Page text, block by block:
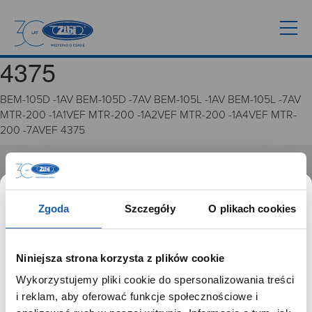
Zgoda Szczegóły O plikach cookies
Niniejsza strona korzysta z plików cookie
Wykorzystujemy pliki cookie do spersonalizowania treści
i reklam, aby oferować funkcje społecznościowe i
4375
BEM-105D -1AV BEM-105D -7AV BEM-105L -1AV BEM-105L -7AV
MTR-200 -1A1VEF MTR-200 -1A2VEF MTR-200 -1A4VEF MTR-
200 -7AVEF 4375
GRUPA ZIBI
Historia
Kariera
Zgoda na ciasteczka
SZANOWNY UŻYTKOWNIKU,